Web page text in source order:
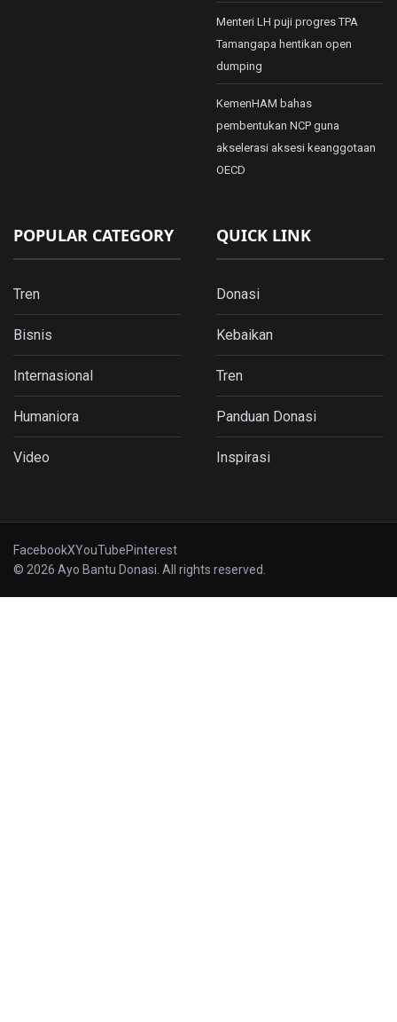
Menteri LH puji progres TPA
Tamangapa hentikan open
dumping
KemenHAM bahas
pembentukan NCP guna
akselerasi aksesi keanggotaan
OECD
POPULAR CATEGORY
Tren
Bisnis
Internasional
Humaniora
Video
QUICK LINK
Donasi
Kebaikan
Tren
Panduan Donasi
Inspirasi
FacebookXYouTubePinterest
© 2026 Ayo Bantu Donasi. All rights reserved.